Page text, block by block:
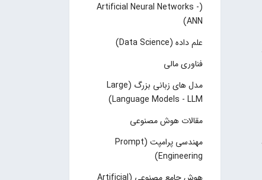
(Artificial Neural Networks -
ANN)
علم داده (Data Science)
فناوری مالی
مدل های زبانی بزرگ (Large
Language Models - LLM)
مقالات هوش مصنوعی
مهندسی پرامپت (Prompt
Engineering)